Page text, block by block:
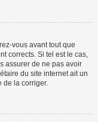
vous avant tout que
corrects. Si tel est le cas,
assurer de ne pas avoir
du site internet ait un
de la corriger.